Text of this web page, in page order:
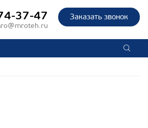
Заказать звонок
37-47